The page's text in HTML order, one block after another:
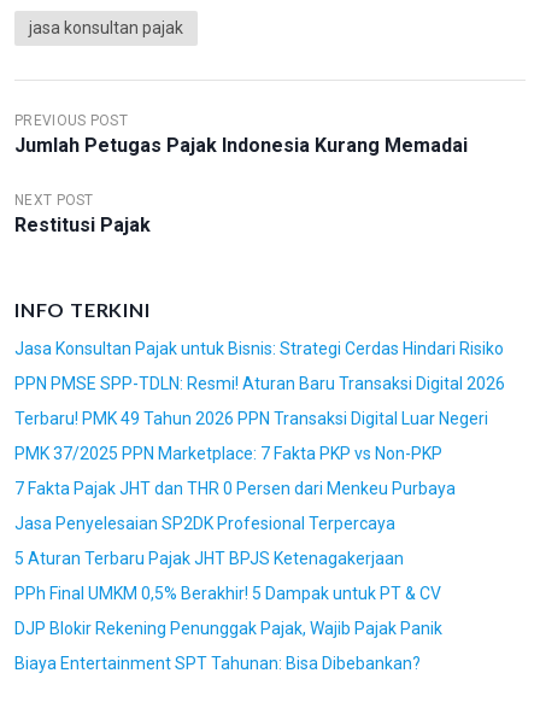
jasa konsultan pajak
N
A
V
I
A
S
I
P
O
S
PREVIOUS POST
Jumlah Petugas Pajak Indonesia Kurang Memadai
NEXT POST
Restitusi Pajak
INFO TERKINI
Jasa Konsultan Pajak untuk Bisnis: Strategi Cerdas Hindari Risiko
PPN PMSE SPP-TDLN: Resmi! Aturan Baru Transaksi Digital 2026
Terbaru! PMK 49 Tahun 2026 PPN Transaksi Digital Luar Negeri
PMK 37/2025 PPN Marketplace: 7 Fakta PKP vs Non-PKP
7 Fakta Pajak JHT dan THR 0 Persen dari Menkeu Purbaya
Jasa Penyelesaian SP2DK Profesional Terpercaya
5 Aturan Terbaru Pajak JHT BPJS Ketenagakerjaan
PPh Final UMKM 0,5% Berakhir! 5 Dampak untuk PT & CV
DJP Blokir Rekening Penunggak Pajak, Wajib Pajak Panik
Biaya Entertainment SPT Tahunan: Bisa Dibebankan?